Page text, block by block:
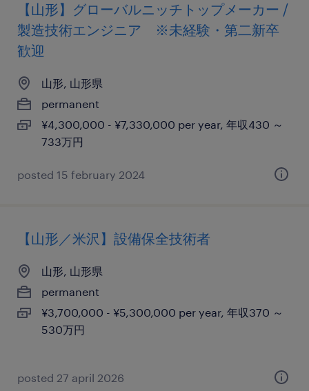
【山形】グローバルニッチトップメーカー /
製造技術エンジニア ※未経験・第二新卒
歓迎
山形, 山形県
permanent
¥4,300,000 - ¥7,330,000 per year, 年収430 ～
733万円
posted 15 february 2024
【山形／米沢】設備保全技術者
山形, 山形県
permanent
¥3,700,000 - ¥5,300,000 per year, 年収370 ～
530万円
posted 27 april 2026